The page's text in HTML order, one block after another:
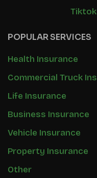
Tiktok
POPULAR SERVICES
Health Insurance
Commercial Truck
Life Insurance
Business Insurance
Vehicle Insurance
Property Insurance
Other